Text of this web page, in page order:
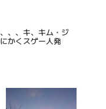
、、キ、キム・ジ
かくスゲー人発